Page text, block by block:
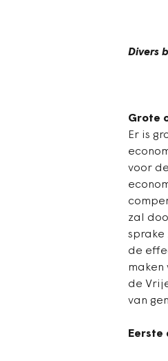
Divers
Grote
Er is
voor
zal
sprake
de
maken
de
van
Eerste